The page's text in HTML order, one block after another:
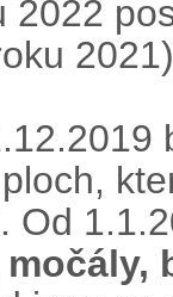
2022
Od